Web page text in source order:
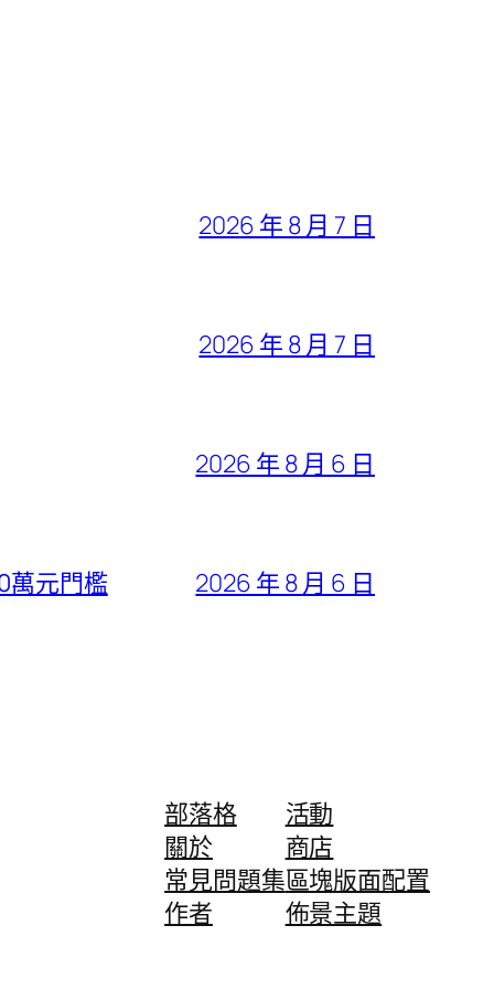
2026 年 8 月 7 日
2026 年 8 月 7 日
2026 年 8 月 6 日
萬元門檻 2026 年 8 月 6 日
部落格
關於
常見問題集
作者
活動
商店
區塊版面配置
佈景主題